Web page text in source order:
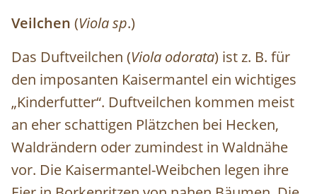
Veilchen (Viola sp.)
Das Duftveilchen (Viola odorata) ist z. B. für
den imposanten Kaisermantel ein wichtiges
„Kinderfutter“. Duftveilchen kommen meist
an eher schattigen Plätzchen bei Hecken,
Waldrändern oder zumindest in Waldnähe
vor. Die Kaisermantel-Weibchen legen ihre